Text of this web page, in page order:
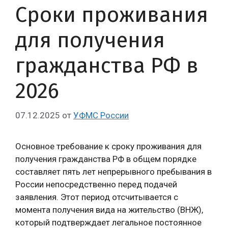
Сроки проживания
для получения
гражданства РФ в
2026
07.12.2025 от УФМС России
Основное требование к сроку проживания для
получения гражданства РФ в общем порядке
составляет пять лет непрерывного пребывания в
России непосредственно перед подачей
заявления. Этот период отсчитывается с
момента получения вида на жительство (ВНЖ),
который подтверждает легальное постоянное